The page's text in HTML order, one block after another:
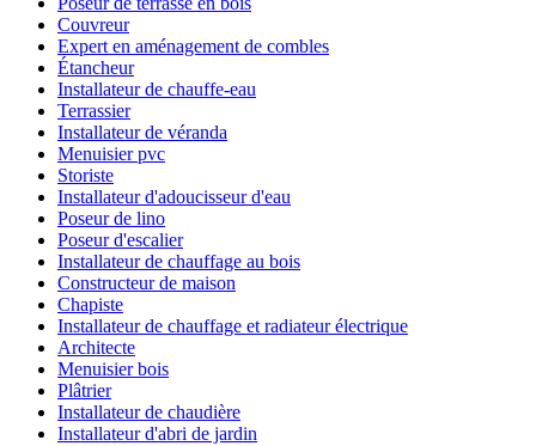
Couvreur
Expert en aménagement de combles
Étancheur
Installateur de chauffe-eau
Terrassier
Installateur de véranda
Menuisier pvc
Storiste
Installateur d'adoucisseur d'eau
Poseur de lino
Poseur d'escalier
Installateur de chauffage au bois
Constructeur de maison
Chapiste
Installateur de chauffage et radiateur électrique
Architecte
Menuisier bois
Plâtrier
Installateur de chaudière
Installateur d'abri de jardin